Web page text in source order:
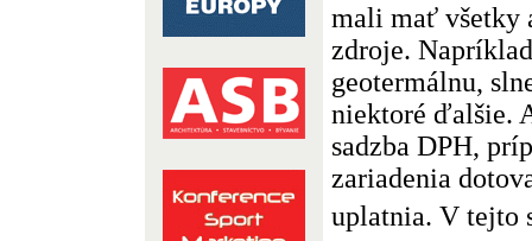
mali mať všetky
zdroje.
geotermálnu,
niektoré ďalšie.
sadzba DPH,
zariadenia
uplatnia. V